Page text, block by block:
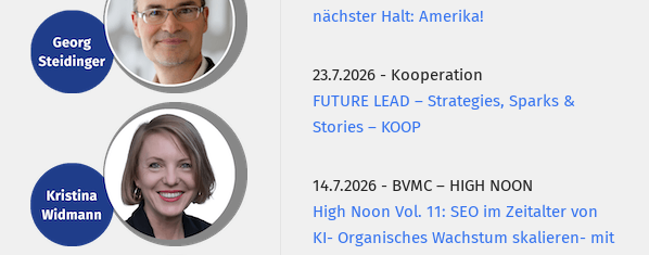
nächster Halt: Amerika!
23.7.2026 - Kooperation
FUTURE LEAD – Strategies, Sparks &
Stories – KOOP
14.7.2026 - BVMC – HIGH NOON
High Noon Vol. 11: SEO im Zeitalter von
KI- Organisches Wachstum skalieren- mit